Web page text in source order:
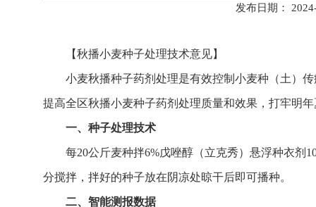
发布日期：
【秋播小麦种子处理技术意见】
小麦秋播种子药剂处理是有效控制小麦种（土）
提高全区秋播小麦种子药剂处理质量和效果，打牢明
一、种子处理技术
每20公斤麦种拌6%戊唑醇（立克秀）悬浮种衣剂
分搅拌，拌好的种子放在阴凉处晾干后即可播种。
二、智能测报数据